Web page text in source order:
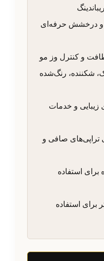
و درخشش حرفه‌ای
و کنترل وز مو
شکننده، رنگ‌شده
زیبایی و خدمات
تراپی‌های صافی و
استفاده
میلی‌لیتر برای استفاده